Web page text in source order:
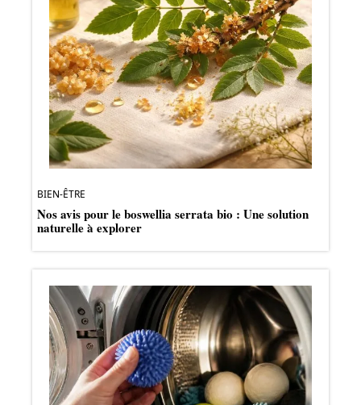
BIEN-ÊTRE
Nos avis pour le boswellia serrata bio : Une solution
naturelle à explorer